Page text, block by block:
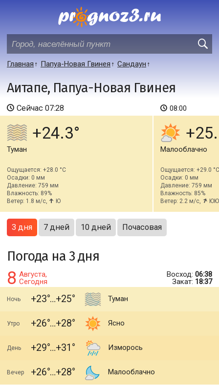
Главная Папуа-Новая Гвинея Сандаун
Аитапе, Папуа-Новая Гвинея
Сейчас 07:28
+24.3
Туман
Ощущается: +28.0 °C
Осадки: 0 мм
Давление: 759 мм
Влажность: 89%
Ветер: 1.8 м/с,
Ю
08:00
Малооблачно
Ощущается: +29.0 °C
Осадки: 0 мм
Давление: 759 мм
Влажность: 85%
Ветер: 2.2 м/с,
3 дня 7 дней 10 дней Почасовая
Погода на 3 дня
8 Августа,
Сегодня
Восход: 06:38
Закат: 18:37
Ночь +23 +25 Туман
Утро +26 +28 Ясно
День +29 +31 Изморось
Вечер +26 +28 Малооблачно